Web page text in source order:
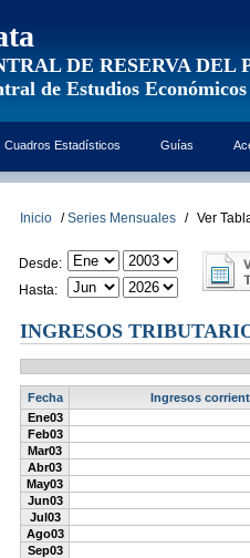
DE RESERVA DEL
de Estudios Económicos
Cuadros Estadísticos Guías
Inicio / Series Mensuales / Ver
Desde:
Hasta:
INGRESOS
Fecha
Ingresos
Ene03
Feb03
Mar03
Abr03
May03
Jun03
Jul03
Ago03
Sep03